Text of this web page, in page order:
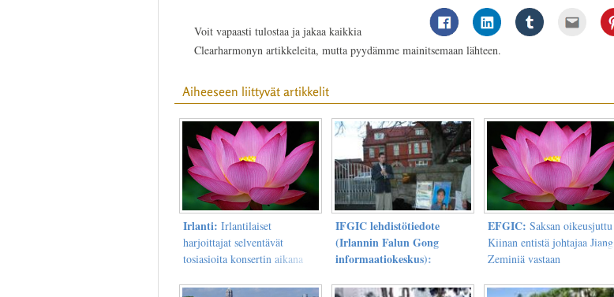
Voit vapaasti tulostaa ja jakaa kaikkia
Clearharmonyn artikkeleita, mutta pyydämme mainitsemaan lähteen.
Aiheeseen liittyvät artikkelit
Irlanti: Irlantilaiset
harjoittajat selventävät
tosiasioita konsertin aikana
IFGIC lehdistötiedote
(Irlannin Falun Gong
informaatiokeskus):
kokoontuvat pelastamaan
EFGIC: Saksan oikeusjuttu
Kiinan entistä johtajaa Jiang
Zeminiä vastaan
kidutuksesta ja rikoksista